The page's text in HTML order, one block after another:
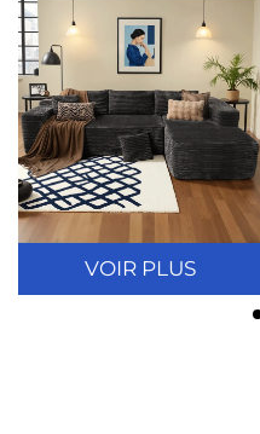
VOIR PLUS